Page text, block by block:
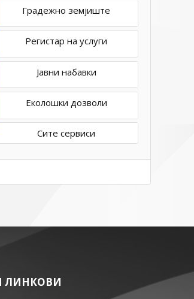
Градежно земјиште
Регистар на услуги
Јавни набавки
Еколошки дозволи
Сите сервиси
ЛИНКОВИ